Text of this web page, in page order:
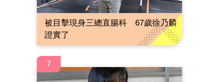
被目擊現身三總直腸科 67歲徐乃麟
證實了
7